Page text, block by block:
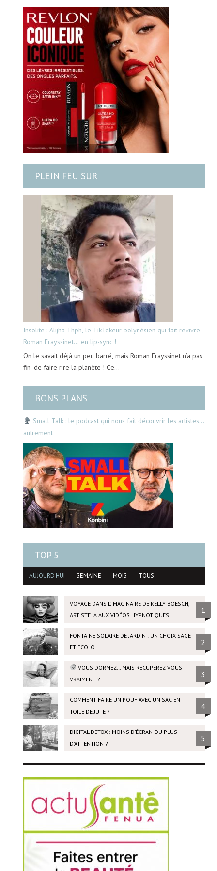
PLEIN FEU SUR
Insolite : Alijha Thph, le TikTokeur polynésien qui fait revivre
Roman Frayssinet… en lip-sync !
On le savait déjà un peu barré, mais Roman Frayssinet n’a pas
fini de faire rire la planète ! Ce…
BONS PLANS
Small Talk : le podcast qui nous fait découvrir les artistes…
autrement
TOP 5
AUJOURD'HUI SEMAINE MOIS TOUS
VOYAGE DANS L’IMAGINAIRE DE KELLY BOESCH,
ARTISTE IA AUX VIDÉOS HYPNOTIQUES
1
FONTAINE SOLAIRE DE JARDIN : UN CHOIX SAGE
ET ÉCOLO
2
VOUS DORMEZ… MAIS RÉCUPÉREZ-VOUS
VRAIMENT ?
3
COMMENT FAIRE UN POUF AVEC UN SAC EN
TOILE DE JUTE ?
4
DIGITAL DETOX : MOINS D’ÉCRAN OU PLUS
D’ATTENTION ?
5